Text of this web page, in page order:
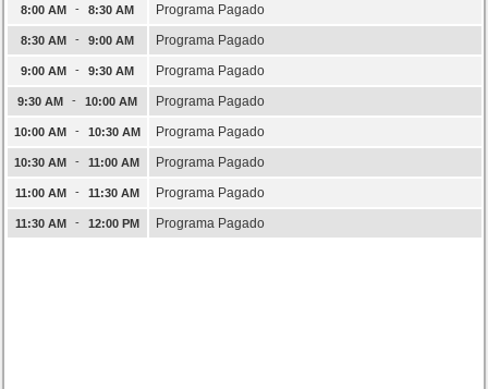
8:00 AM - 8:30 AM Programa Pagado
8:30 AM - 9:00 AM Programa Pagado
9:00 AM - 9:30 AM Programa Pagado
9:30 AM - 10:00 AM Programa Pagado
10:00 AM - 10:30 AM Programa Pagado
10:30 AM - 11:00 AM Programa Pagado
11:00 AM - 11:30 AM Programa Pagado
11:30 AM - 12:00 PM Programa Pagado